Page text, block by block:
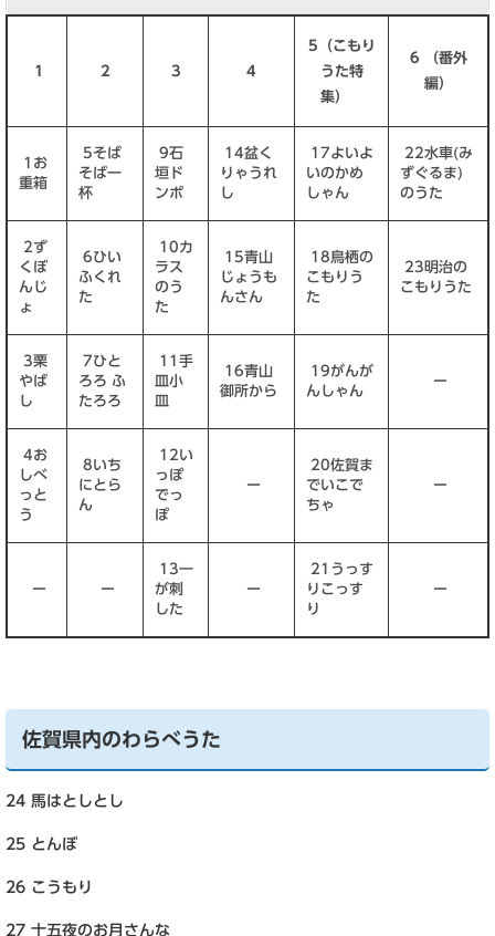
1 2 3 4
5（こもり
うた特
集）
6 （番外
編）
1お
重箱
5そば
そば一
杯
9石
垣ド
ンポ
14盆く
りゃうれ
し
17よいよ
いのかめ
しゃん
22水車(み
ずぐるま)
のうた
2ず
くぼ
んじ
ょ
6ひい
ふくれ
た
10カ
ラス
のう
た
15青山
じょうも
んさん
18鳥栖の
こもりう
た
23明治の
こもりうた
3栗
やば
し
7ひと
ろろ ふ
たろろ
11手
皿小
皿
16青山
御所から
19がんが
んしゃん
ー
4お
しべ
っと
う
8いち
にとら
ん
12い
っぽ
でっ
ぽ
ー
20佐賀ま
でいこで
ちゃ
ー
ー ー
13一
が刺
した
ー
21うっす
りこっす
り
ー
佐賀県内のわらべうた
24 馬はとしとし
25 とんぼ
26 こうもり
27 十五夜のお月さんな